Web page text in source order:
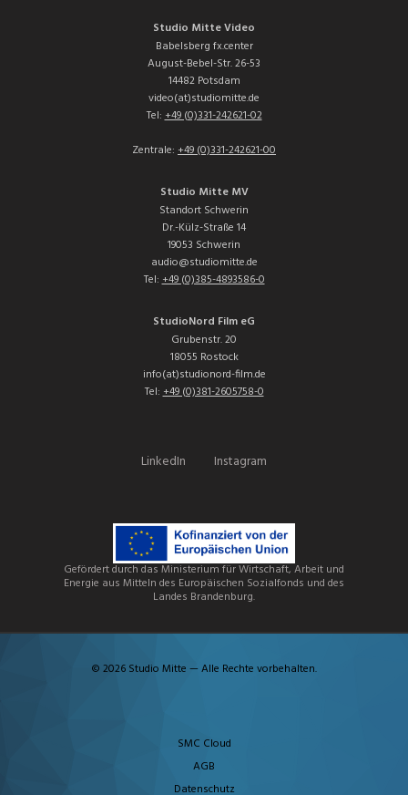
Studio Mitte Video
Babelsberg fx.center
August-Bebel-Str. 26-53
14482 Potsdam
video(at)studiomitte.de
Tel:+49 (0)331-242621-02
Zentrale: +49 (0)331-242621-00
Studio Mitte MV
Standort Schwerin
Dr.-Külz-Straße 14
19053 Schwerin
audio@studiomitte.de
Tel:+49 (0)385-4893586-0
StudioNord Film eG
Grubenstr. 20
18055 Rostock
info(at)studionord-film.de
Tel:+49 (0)381-2605758-0
LinkedIn Instagram
Gefördert durch das Ministerium für Wirtschaft, Arbeit und
Energie aus Mitteln des Europäischen Sozialfonds und des
Landes Brandenburg.
© 2026 Studio Mitte — Alle Rechte vorbehalten.
SMC Cloud
AGB
Datenschutz